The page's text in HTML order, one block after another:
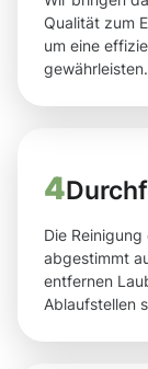
Qualität zum
um eine
gewährleisten.
4
Die
abgestimmt
entfernen
Ablaufstellen